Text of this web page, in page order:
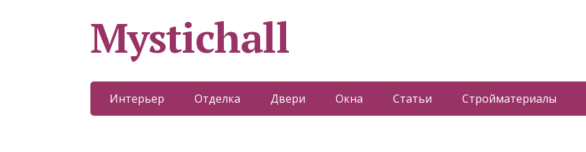
Mystichall
Интерьер Отделка Двери Окна Статьи Стройматериалы